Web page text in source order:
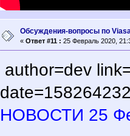
Обсуждения-вопросы по
« Ответ #11 : 25 Февраль 2020,
author=dev
НОВОСТИ 25